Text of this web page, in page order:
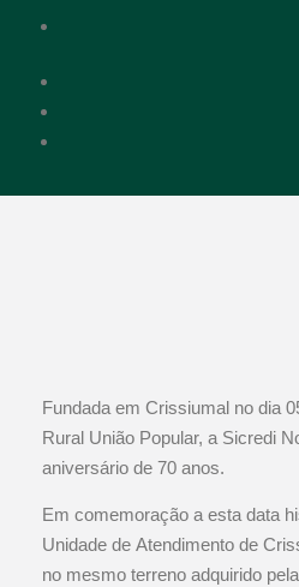
Fundada em Crissiumal no dia
Rural União Popular, a Sicredi
aniversário de 70 anos.
Em comemoração a esta data
Unidade de Atendimento de
no mesmo terreno adquirido